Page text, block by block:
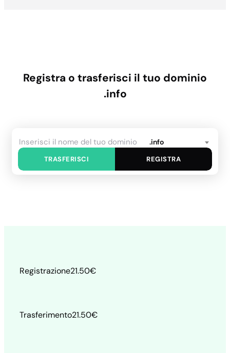
Registra o trasferisci il tuo dominio
.info
.info
TRASFERISCI REGISTRA
Registrazione21.50€
Trasferimento21.50€